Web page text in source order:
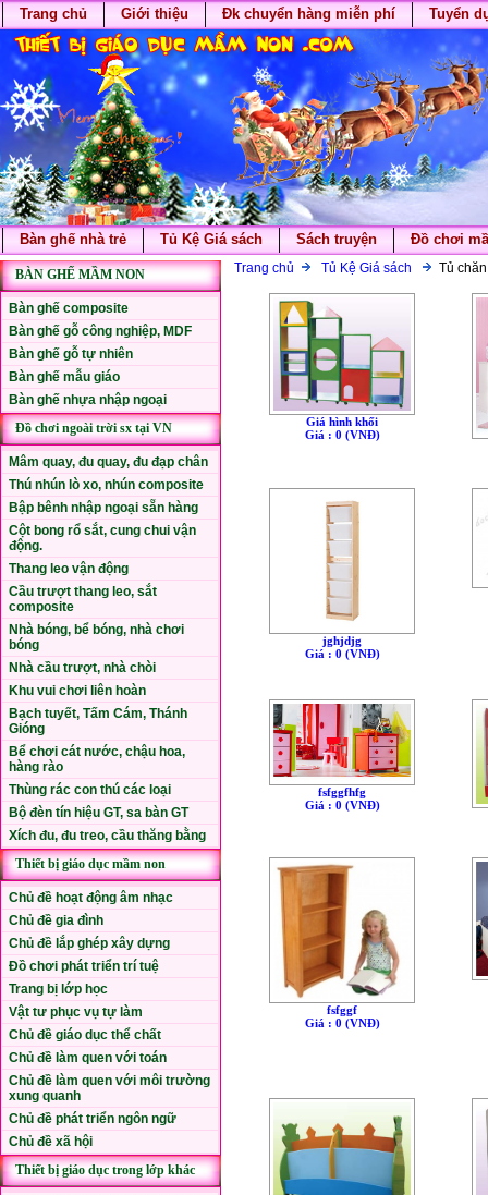
Trang chủ Giới thiệu Đk chuyển hàng miễn phí Tuyển
Bàn ghế nhà trẻ Tủ Kệ Giá sách Sách truyện Đồ chơi
BÀN GHẾ MẦM NON
Bàn ghế composite
Bàn ghế gỗ công nghiệp, MDF
Bàn ghế gỗ tự nhiên
Bàn ghế mẫu giáo
Bàn ghế nhựa nhập ngoại
Đồ chơi ngoài trời sx tại VN
Mâm quay, đu quay, đu đạp chân
Thú nhún lò xo, nhún composite
Bập bênh nhập ngoại sẵn hàng
Cột bong rổ sắt, cung chui vận
động.
Thang leo vận động
Cầu trượt thang leo, sắt
composite
Nhà bóng, bể bóng, nhà chơi
bóng
Nhà cầu trượt, nhà chòi
Khu vui chơi liên hoàn
Bạch tuyết, Tấm Cám, Thánh
Gióng
Bể chơi cát nước, chậu hoa,
hàng rào
Thùng rác con thú các loại
Bộ đèn tín hiệu GT, sa bàn GT
Xích đu, đu treo, cầu thăng bằng
Thiết bị giáo dục mầm non
Chủ đề hoạt động âm nhạc
Chủ đề gia đình
Chủ đề lắp ghép xây dựng
Đồ chơi phát triển trí tuệ
Trang bị lớp học
Vật tư phục vụ tự làm
Chủ đề giáo dục thể chất
Chủ đề làm quen với toán
Chủ đề làm quen với môi trường
xung quanh
Chủ đề phát triển ngôn ngữ
Chủ đề xã hội
Thiết bị giáo dục trong lớp khác
Trang chủ Tủ Kệ Giá sách Tủ
Giá hình khối
Giá : 0 (VNÐ)
jghjdjg
Giá : 0 (VNÐ)
fsfggfhfg
Giá : 0 (VNÐ)
fsfggf
Giá : 0 (VNÐ)